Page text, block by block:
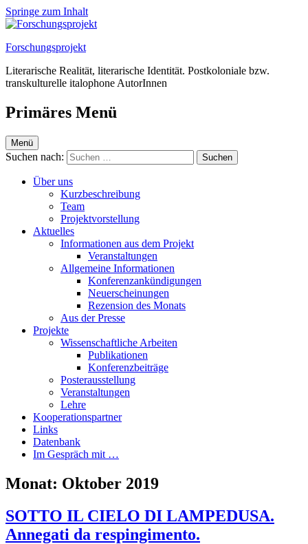
Springe zum Inhalt
Forschungsprojekt
Literarische Realität, literarische Identität. Postkoloniale bzw.
transkulturelle italophone AutorInnen
Primäres Menü
Menü
Suchen nach:
Über uns
Kurzbeschreibung
Team
Projektvorstellung
Aktuelles
Informationen aus dem Projekt
Veranstaltungen
Allgemeine Informationen
Konferenzankündigungen
Neuerscheinungen
Rezension des Monats
Aus der Presse
Projekte
Wissenschaftliche Arbeiten
Publikationen
Konferenzbeiträge
Posterausstellung
Veranstaltungen
Lehre
Kooperationspartner
Links
Datenbank
Im Gespräch mit …
Monat: Oktober 2019
SOTTO IL CIELO DI LAMPEDUSA.
Annegati da respingimento.